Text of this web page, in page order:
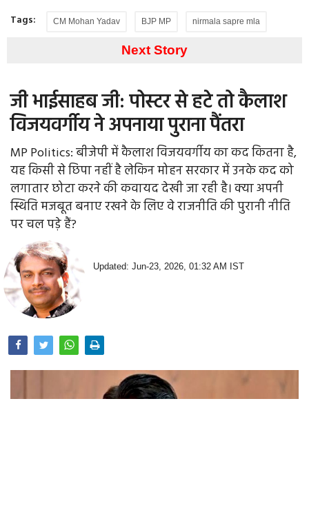
Tags: CM Mohan Yadav BJP MP nirmala sapre mla
Next Story
जी भाईसाहब जी: पोस्टर से हटे तो कैलाश
विजयवर्गीय ने अपनाया पुराना पैंतरा
MP Politics: बीजेपी में कैलाश विजयवर्गीय का कद कितना है,
यह किसी से छिपा नहीं है लेकिन मोहन सरकार में उनके कद को
लगातार छोटा करने की कवायद देखी जा रही है। क्या अपनी
स्थिति मजबूत बनाए रखने के लिए वे राजनीति की पुरानी नीति
पर चल पड़े हैं?
Updated: Jun-23, 2026, 01:32 AM IST